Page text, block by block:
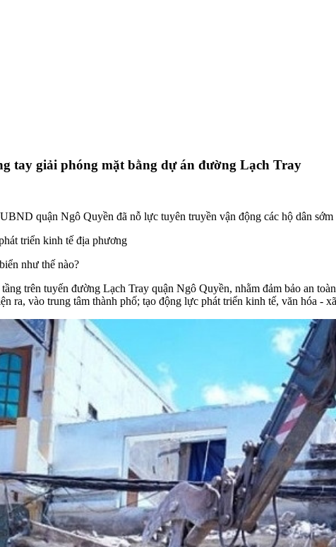
tay giải phóng mặt bằng dự án đường Lạch Tray
quận Ngô Quyền đã nỗ lực tuyên truyền vận động các hộ dân sớm
triển kinh tế địa phương
như thế nào?
trên tuyến đường Lạch Tray quận Ngô Quyền, nhằm đảm bảo an
ra, vào trung tâm thành phố; tạo động lực phát triển kinh tế, văn hóa -